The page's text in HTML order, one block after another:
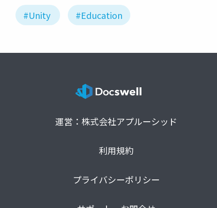
#Unity #Education
運営：株式会社アプルーシッド
利用規約
プライバシーポリシー